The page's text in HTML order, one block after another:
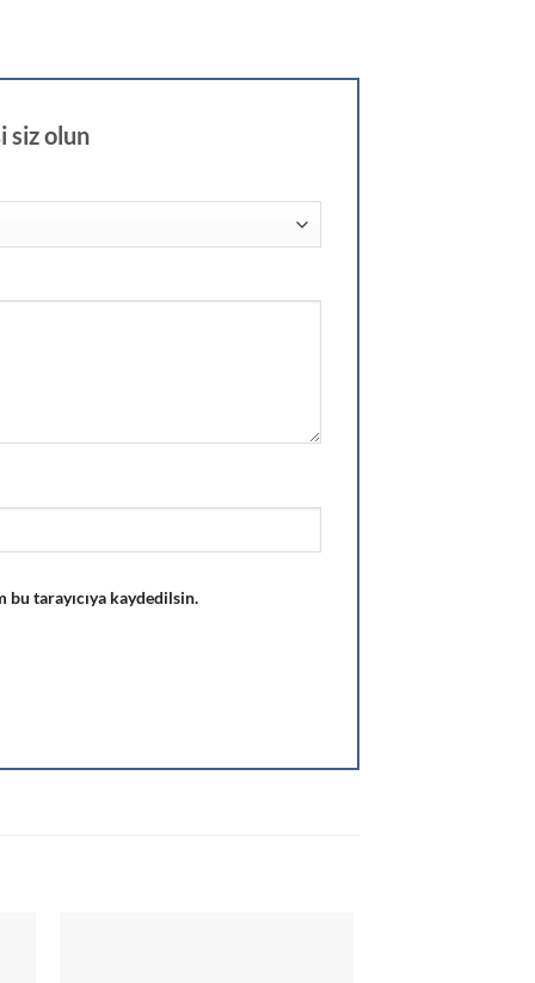
siz olun
bu tarayıcıya kaydedilsin.